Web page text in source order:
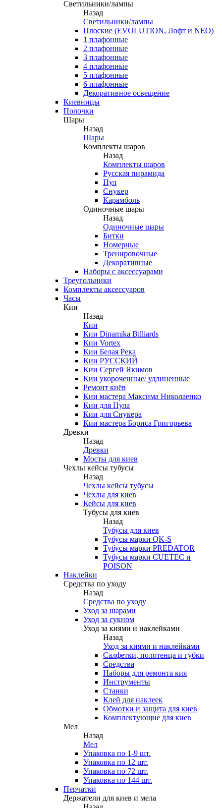
Светильники/лампы
Назад
Светильники/лампы
Плоские (EVOLUTION, Лофт и NEO)
1 плафонные
2 плафонные
3 плафонные
4 плафонные
5 плафонные
6 плафонные
Декоративное освещение
Киевницы
Полочки
Шары
Назад
Шары
Комплекты шаров
Назад
Комплекты шаров
Русская пирамида
Пул
Снукер
Карамболь
Одиночные шары
Назад
Одиночные шары
Битки
Номерные
Тренировочные
Декоративные
Наборы с аксессуарами
Треугольники
Комплекты аксессуаров
Часы
Кии
Назад
Кии
Кии Dinamika Billiards
Кии Vortex
Кии Белая Река
Кии РУССКИЙ
Кии Сергей Якимов
Кии укороченные/ удлиненные
Ремонт киёв
Кии мастера Максима Николаенко
Кии для Пула
Кии для Снукера
Кии мастера Бориса Григорьева
Древки
Назад
Древки
Мосты для киев
Чехлы кейсы тубусы
Назад
Чехлы кейсы тубусы
Чехлы для киев
Кейсы для киев
Тубусы для киев
Назад
Тубусы для киев
Тубусы марки QK-S
Тубусы марки PREDATOR
Тубусы марки CUETEC и
POISON
Наклейки
Средства по уходу
Назад
Средства по уходу
Уход за шарами
Уход за сукном
Уход за киями и наклейками
Назад
Уход за киями и наклейками
Салфетки, полотенца и губки
Средства
Наборы для ремонта кия
Инструменты
Станки
Клей для наклеек
Обмотки и защита для киев
Комплектующие для киев
Мел
Назад
Мел
Упаковка по 1-9 шт.
Упаковка по 12 шт.
Упаковка по 72 шт.
Упаковка по 144 шт.
Перчатки
Держатели для киев и мела